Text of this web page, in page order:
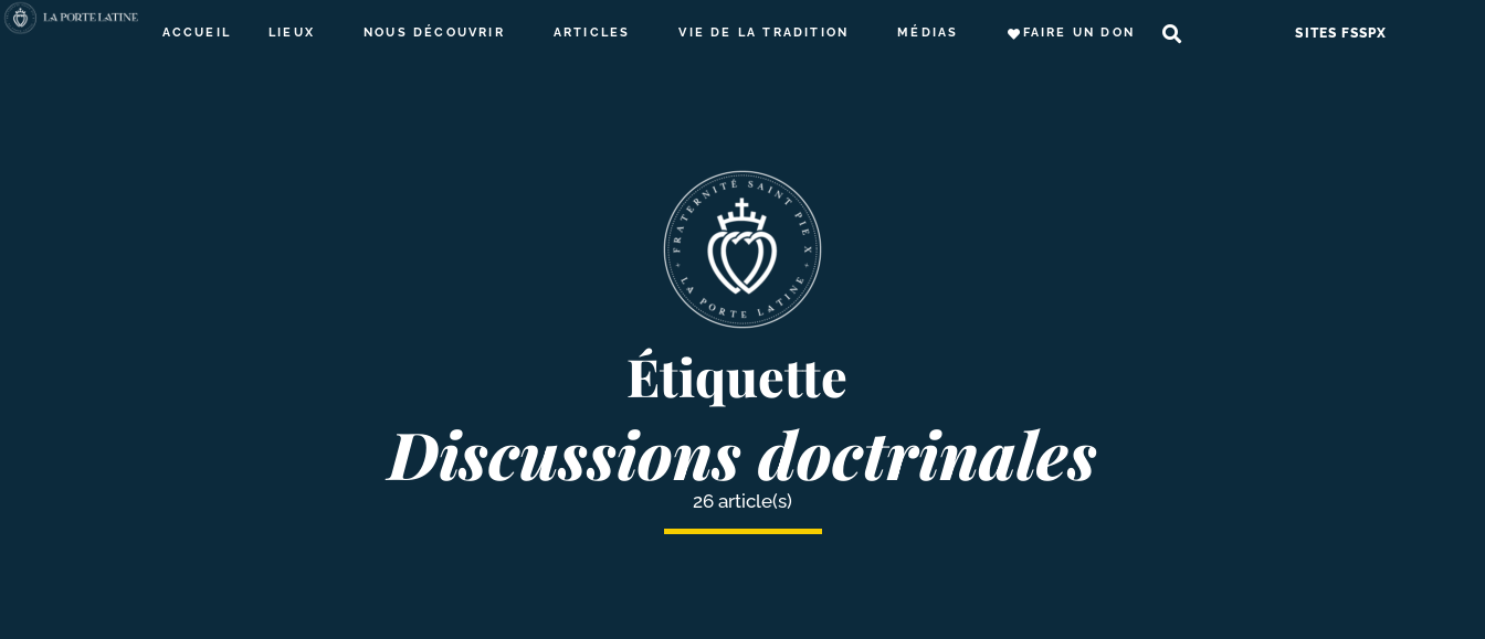
ACCUEIL LIEUX NOUS DÉCOUVRIR ARTICLES VIE DE LA TRADITION MÉDIAS FAIRE UN DON SITES FSSPX
Étiquette
Discussions doctrinales
26 article(s)